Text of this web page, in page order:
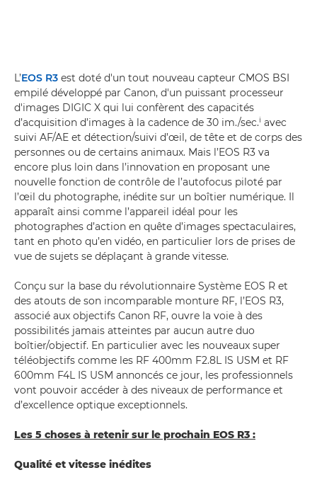
L’EOS R3 est doté d'un tout nouveau capteur CMOS BSI
empilé développé par Canon, d'un puissant processeur
d'images DIGIC X qui lui confèrent des capacités
d’acquisition d’images à la cadence de 30 im./sec.i avec
suivi AF/AE et détection/suivi d’œil, de tête et de corps des
personnes ou de certains animaux. Mais l’EOS R3 va
encore plus loin dans l’innovation en proposant une
nouvelle fonction de contrôle de l’autofocus piloté par
l’œil du photographe, inédite sur un boîtier numérique. Il
apparaît ainsi comme l’appareil idéal pour les
photographes d’action en quête d’images spectaculaires,
tant en photo qu’en vidéo, en particulier lors de prises de
vue de sujets se déplaçant à grande vitesse.
Conçu sur la base du révolutionnaire Système EOS R et
des atouts de son incomparable monture RF, l’EOS R3,
associé aux objectifs Canon RF, ouvre la voie à des
possibilités jamais atteintes par aucun autre duo
boîtier/objectif. En particulier avec les nouveaux super
téléobjectifs comme les RF 400mm F2.8L IS USM et RF
600mm F4L IS USM annoncés ce jour, les professionnels
vont pouvoir accéder à des niveaux de performance et
d’excellence optique exceptionnels.
Les 5 choses à retenir sur le prochain EOS R3 :
Qualité et vitesse inédites